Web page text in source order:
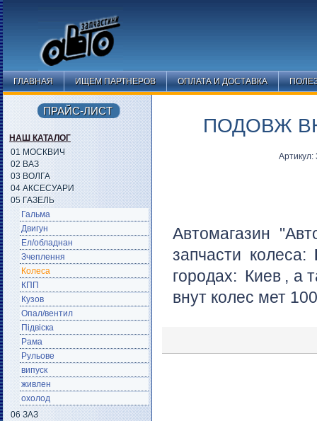
ГЛАВНАЯ ИЩЕМ ПАРТНЕРОВ ОПЛАТА И ДОСТАВКА
ПОДОВЖ
Автомагазин
запчасти колеса:
городах: Киев , а
внут колес мет
ПРАЙС-ЛИСТ
НАШ КАТАЛОГ
01 МОСКВИЧ
02 ВАЗ
03 ВОЛГА
04 АКСЕСУАРИ
05 ГАЗЕЛЬ
Гальма
Двигун
Ел/обладнан
Зчеплення
Колеса
КПП
Кузов
Опал/вентил
Підвіска
Рама
Рульове
випуск
живлен
охолод
06 ЗАЗ